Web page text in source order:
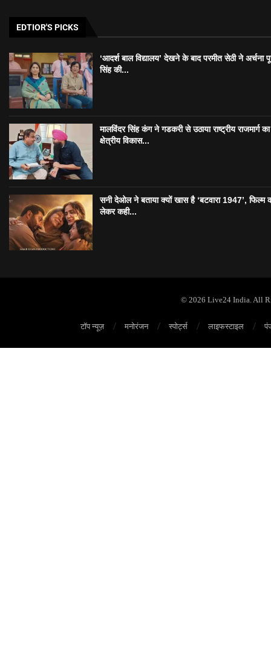
EDTIOR'S PICKS
‘आदर्श बाल विद्यालय’ देखने के बाद परमीत सेठी ने अर्चना
सिंह की...
मालविंदर सिंह कंग ने गडकरी से उठाया राष्ट्रीय राजमार्ग का
क्षेत्रीय विकास...
सनी देओल ने बताया क्यों खास है ‘बटवारा 1947’, फिल्म
लेकर कही...
© 2026 Live24 India. All
टॉप न्यूज़ मनोरंजन स्पोर्ट्स लाइफस्टाइल